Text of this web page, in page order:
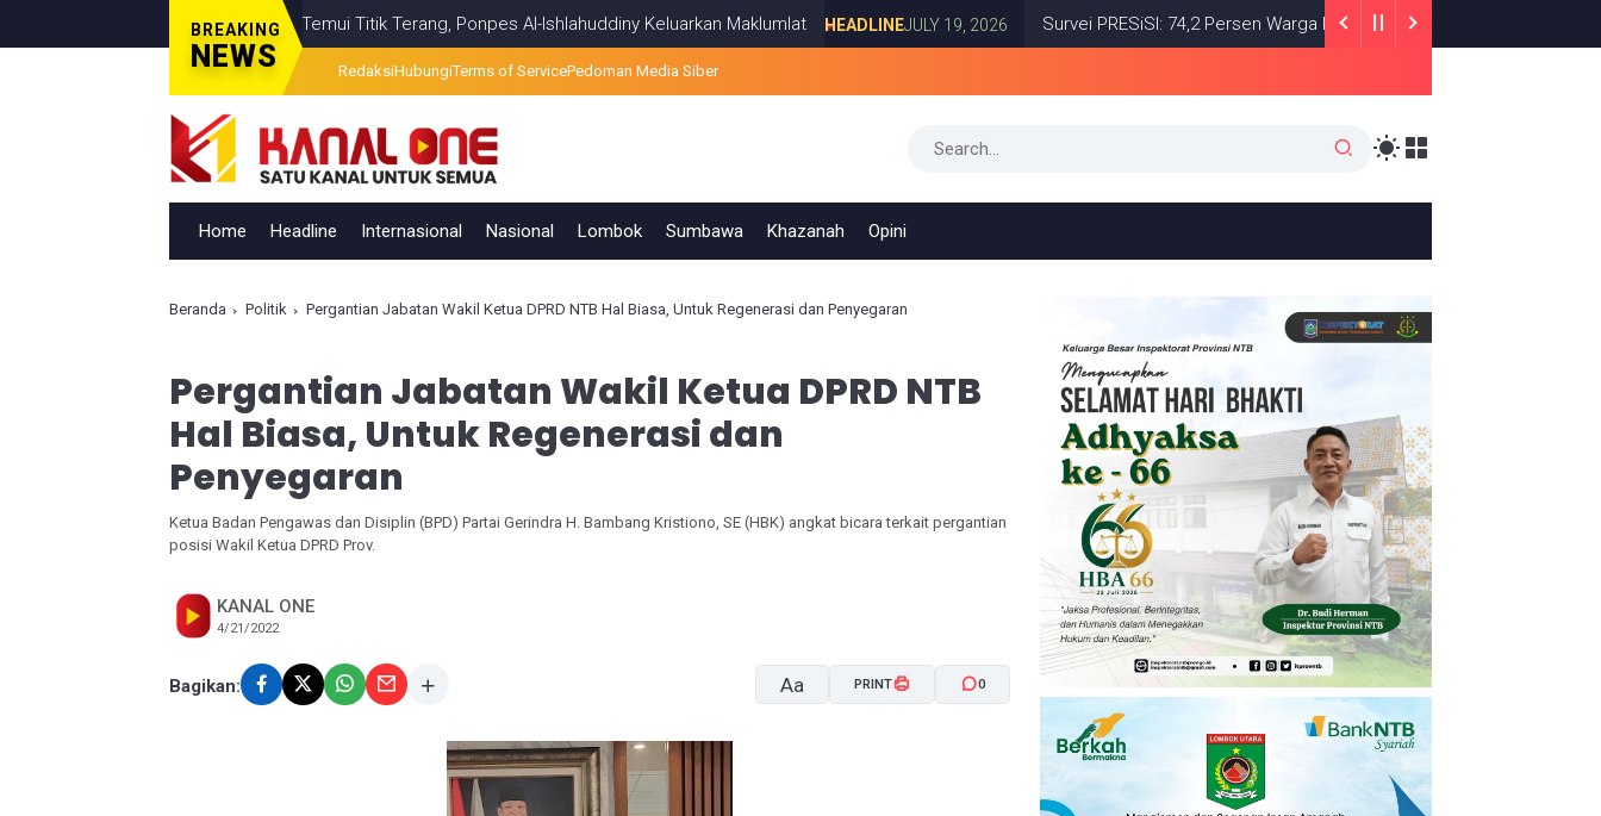
BREAKING
NEWS
Visual Berita Televisi Temui Titik Terang, Ponpes Al-Ishlahuddiny Keluarkan Maklumlat HEADLINE JULY 19, 2026 Survei PRESiSI: 74,2 Persen Warga Puas dengan Satu Tahun Kinerja Bupati
RedaksiHubungiTerms of ServicePedoman Media Siber
Home Headline Internasional Nasional Lombok Sumbawa Khazanah Opini
Beranda Politik ️Pergantian Jabatan Wakil Ketua DPRD NTB Hal Biasa, Untuk Regenerasi dan Penyegaran
️Pergantian Jabatan Wakil Ketua DPRD NTB
Hal Biasa, Untuk Regenerasi dan
Penyegaran
Ketua Badan Pengawas dan Disiplin (BPD) Partai Gerindra H. Bambang Kristiono, SE (HBK) angkat bicara terkait pergantian
posisi Wakil Ketua DPRD Prov.
KANAL ONE
4/21/2022
Bagikan: Aa PRINT 0